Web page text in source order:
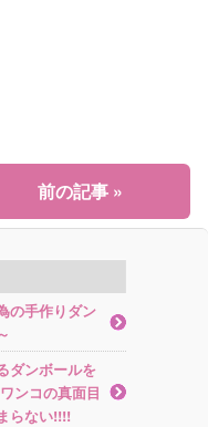
前の記事 »
の手作りダン
ダンボールを
ンコの真面目
らない!!!!